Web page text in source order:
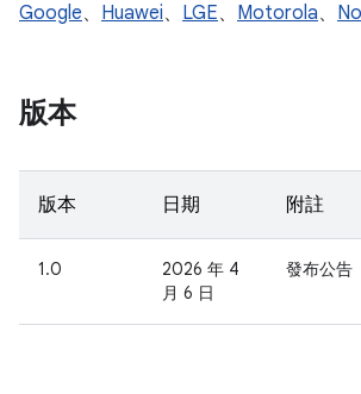
Google、 Huawei、 LGE、 Motorola、
版本
版本 日期 附註
1.0
2026 年 4
月 6 日
發布公告